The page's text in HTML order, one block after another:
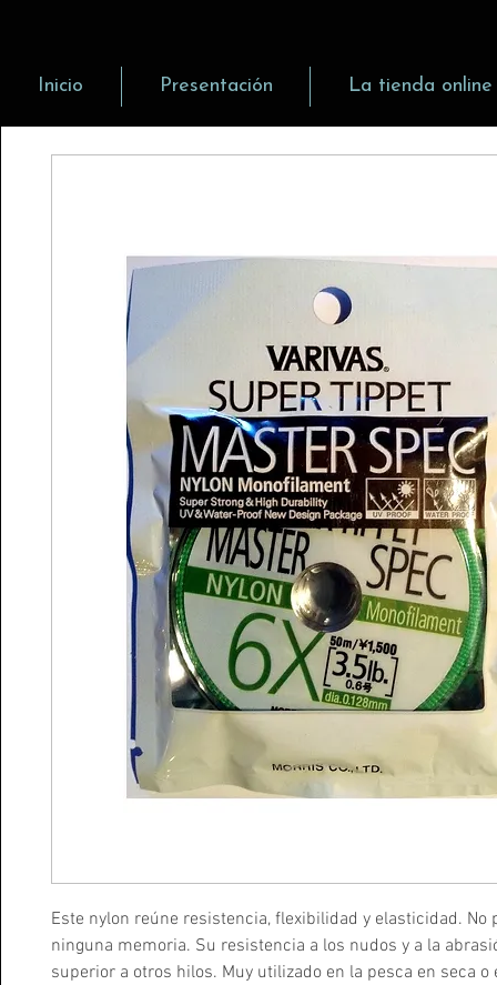
Inicio Presentación La tienda online
Este nylon reúne resistencia, flexibilidad y elasticidad. No
ninguna memoria. Su resistencia a los nudos y a la
superior a otros hilos. Muy utilizado en la pesca en seca o